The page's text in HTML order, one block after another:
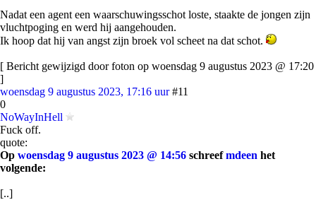
Nadat een agent een waarschuwingsschot loste, staakte de jongen zijn
vluchtpoging en werd hij aangehouden.
Ik hoop dat hij van angst zijn broek vol scheet na dat schot.
[ Bericht gewijzigd door foton op woensdag 9 augustus 2023 @ 17:20
]
woensdag 9 augustus 2023, 17:16 uur #11
0
NoWayInHell
Fuck off.
quote:
Op woensdag 9 augustus 2023 @ 14:56 schreefmdeen het
volgende:
[..]